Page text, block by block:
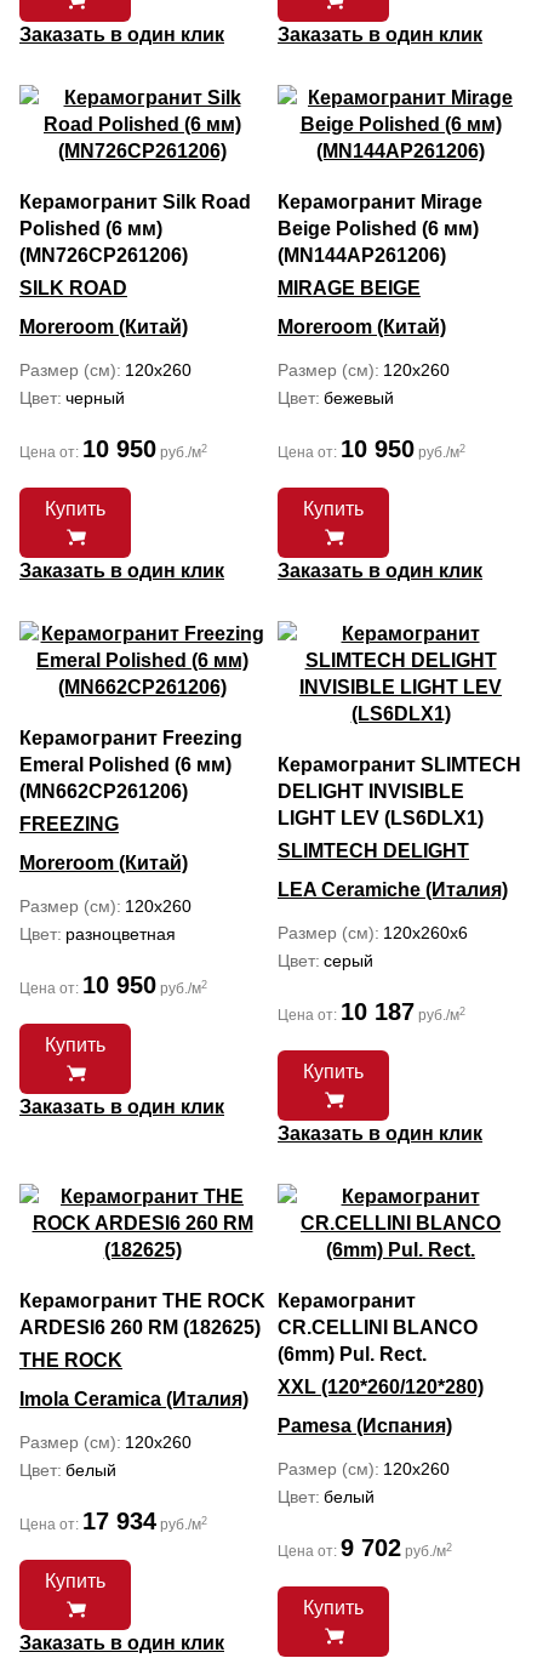
Заказать в один клик Заказать в один клик
Керамогранит Silk Road
Polished (6 мм)
(MN726CP261206)
SILK ROAD
Moreroom (Китай)
Размер (см) 120x260
Цвет черный
Цена от: 10 950 руб./м2
Купить
Заказать в один клик
Керамогранит Mirage
Beige Polished (6 мм)
(MN144AP261206)
MIRAGE BEIGE
Moreroom (Китай)
Размер (см) 120x260
Цвет бежевый
Цена от: 10 950 руб./м2
Купить
Заказать в один клик
Керамогранит Freezing
Emeral Polished (6 мм)
(MN662CP261206)
FREEZING
Moreroom (Китай)
Размер (см) 120x260
Цвет разноцветная
Цена от: 10 950 руб./м2
Купить
Заказать в один клик
Керамогранит SLIMTECH
DELIGHT INVISIBLE
LIGHT LEV (LS6DLX1)
SLIMTECH DELIGHT
LEA Ceramiche (Италия)
Размер (см) 120x260x6
Цвет серый
Цена от: 10 187 руб./м2
Купить
Заказать в один клик
Керамогранит THE ROCK
ARDESI6 260 RM (182625)
THE ROCK
Imola Ceramica (Италия)
Размер (см) 120x260
Цвет белый
Цена от: 17 934 руб./м2
Купить
Заказать в один клик
Керамогранит
CR.CELLINI BLANCO
(6mm) Pul. Rect.
XXL (120*260/120*280)
Pamesa (Испания)
Размер (см) 120x260
Цвет белый
Цена от: 9 702 руб./м2
Купить